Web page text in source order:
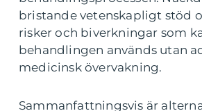
bristande vetenskapligt stöd
risker och biverkningar som
behandlingen används utan
medicinsk övervakning.
Sammanfattningsvis är